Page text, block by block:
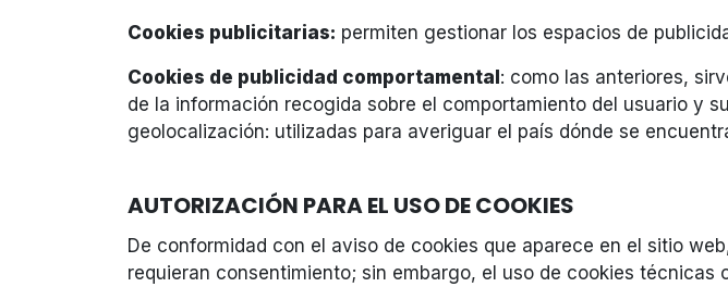
Cookies publicitarias: permiten gestionar los espacios de
Cookies de publicidad comportamental : como las anteriores,
de la información recogida sobre el comportamiento del usuario y
geolocalización: utilizadas para averiguar el país dónde se
AUTORIZACIÓN PARA EL USO DE COOKIES
De conformidad con el aviso de cookies que aparece en el sitio
requieran consentimiento; sin embargo, el uso de cookies